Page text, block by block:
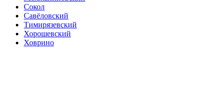
Сокол
Савёловский
Тимирязевский
Хорошевский
Ховрино